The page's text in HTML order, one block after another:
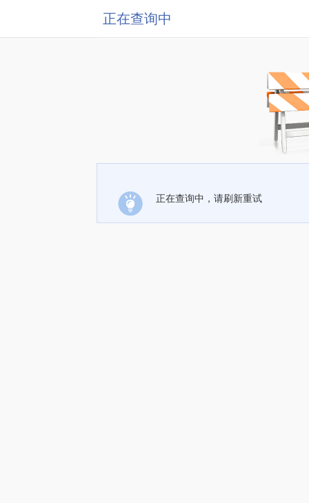
正在查询中
正在查询中，请刷新重试